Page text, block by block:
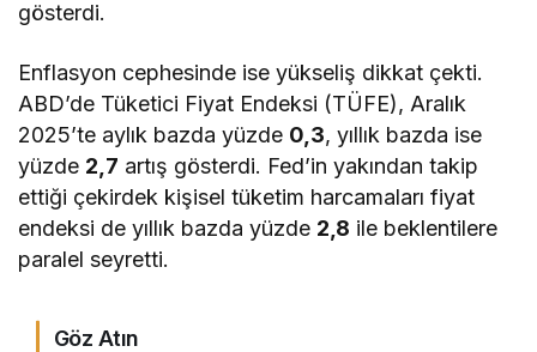
gösterdi.
Enflasyon cephesinde ise yükseliş dikkat çekti.
ABD’de Tüketici Fiyat Endeksi (TÜFE), Aralık
2025’te aylık bazda yüzde 0,3, yıllık bazda ise
yüzde 2,7 artış gösterdi. Fed’in yakından takip
ettiği çekirdek kişisel tüketim harcamaları fiyat
endeksi de yıllık bazda yüzde 2,8 ile beklentilere
paralel seyretti.
Göz Atın